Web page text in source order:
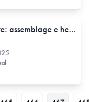
A Avenida Sete: assemblage e heterotopia de Stephan Lanz